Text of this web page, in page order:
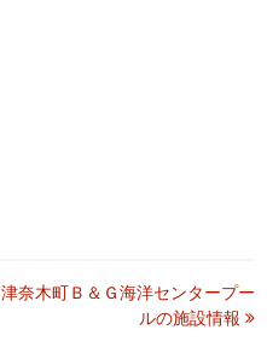
津奈木町Ｂ＆Ｇ海洋センタープー
ルの施設情報